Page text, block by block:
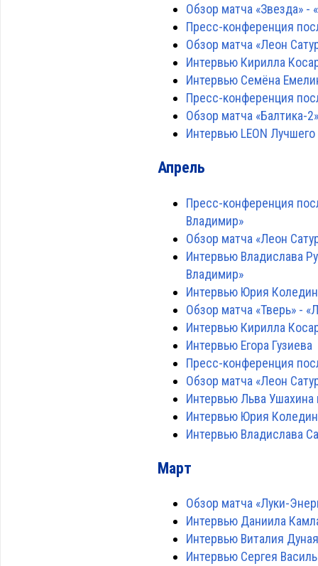
Обзор матча «Звезда» -
Пресс-конференция
Обзор матча «Леон
Интервью Кирилла
Интервью Семёна
Пресс-конференция
Обзор матча «Балтика-
Интервью LEON
Апрель
Пресс-конференция
Владимир»
Обзор матча «Леон
Интервью Владислава
Владимир»
Интервью Юрия
Обзор матча «Тверь» -
Интервью Кирилла
Интервью Егора Гузиева
Пресс-конференция
Обзор матча «Леон
Интервью Льва
Интервью Юрия
Интервью Владислава
Март
Обзор матча «Луки-
Интервью Даниила
Интервью Виталия Дуная
Интервью Сергея